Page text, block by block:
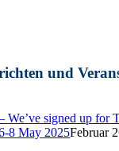
und
We’ve signed up for
8 May 2025Februar